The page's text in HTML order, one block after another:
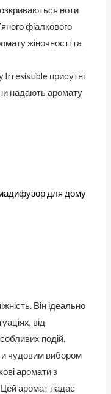
ноти
фіалкового
жіночності та
Irresistible присутні
надають аромату
для дому
Він ідеально
від
подій.
чудовим вибором
аромати з
аромат надає